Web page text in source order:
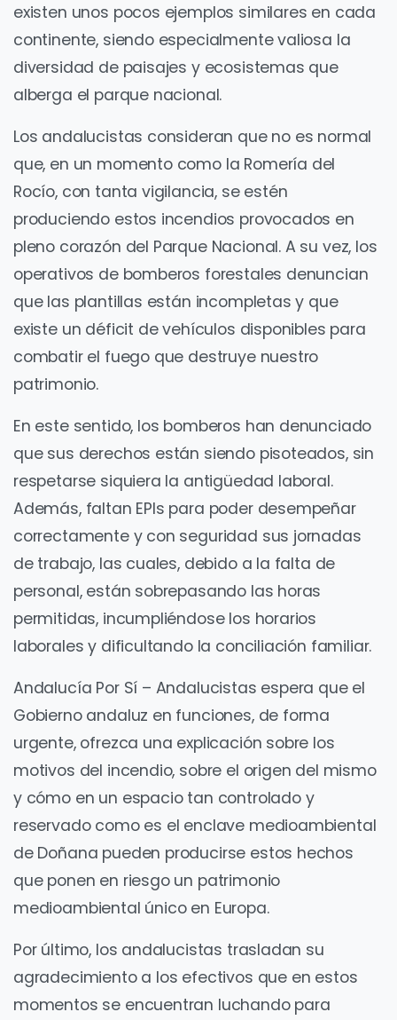
existen unos pocos ejemplos similares en cada
continente, siendo especialmente valiosa la
diversidad de paisajes y ecosistemas que
alberga el parque nacional.
Los andalucistas consideran que no es normal
que, en un momento como la Romería del
Rocío, con tanta vigilancia, se estén
produciendo estos incendios provocados en
pleno corazón del Parque Nacional. A su vez, los
operativos de bomberos forestales denuncian
que las plantillas están incompletas y que
existe un déficit de vehículos disponibles para
combatir el fuego que destruye nuestro
patrimonio.
En este sentido, los bomberos han denunciado
que sus derechos están siendo pisoteados, sin
respetarse siquiera la antigüedad laboral.
Además, faltan EPIs para poder desempeñar
correctamente y con seguridad sus jornadas
de trabajo, las cuales, debido a la falta de
personal, están sobrepasando las horas
permitidas, incumpliéndose los horarios
laborales y dificultando la conciliación familiar.
Andalucía Por Sí – Andalucistas espera que el
Gobierno andaluz en funciones, de forma
urgente, ofrezca una explicación sobre los
motivos del incendio, sobre el origen del mismo
y cómo en un espacio tan controlado y
reservado como es el enclave medioambiental
de Doñana pueden producirse estos hechos
que ponen en riesgo un patrimonio
medioambiental único en Europa.
Por último, los andalucistas trasladan su
agradecimiento a los efectivos que en estos
momentos se encuentran luchando para